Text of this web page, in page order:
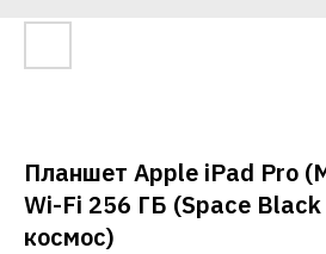
Планшет Apple iPad Pro
Wi-Fi 256 ГБ (Space
космос)